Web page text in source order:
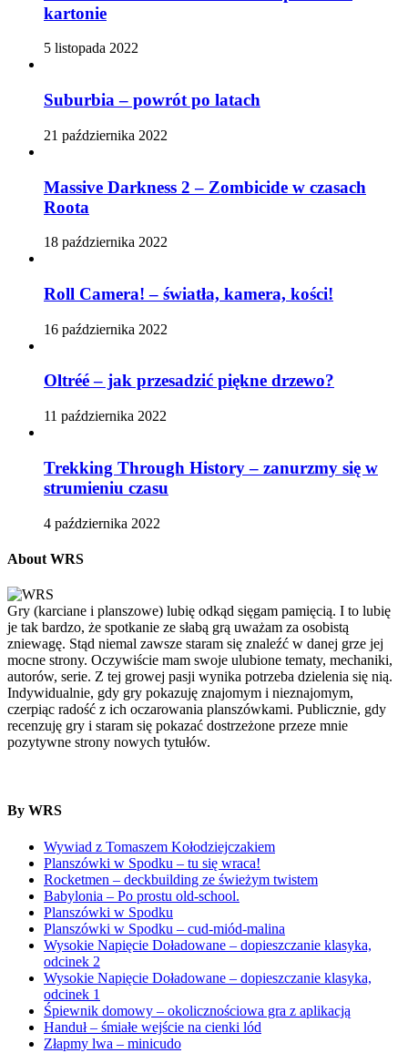
kartonie
5 listopada 2022
Suburbia – powrót po latach
21 października 2022
Massive Darkness 2 – Zombicide w czasach
Roota
18 października 2022
Roll Camera! – światła, kamera, kości!
16 października 2022
Oltréé – jak przesadzić piękne drzewo?
11 października 2022
Trekking Through History – zanurzmy się w
strumieniu czasu
4 października 2022
About WRS
Gry (karciane i planszowe) lubię odkąd sięgam pamięcią. I to lubię
je tak bardzo, że spotkanie ze słabą grą uważam za osobistą
zniewagę. Stąd niemal zawsze staram się znaleźć w danej grze jej
mocne strony. Oczywiście mam swoje ulubione tematy, mechaniki,
autorów, serie. Z tej growej pasji wynika potrzeba dzielenia się nią.
Indywidualnie, gdy gry pokazuję znajomym i nieznajomym,
czerpiąc radość z ich oczarowania planszówkami. Publicznie, gdy
recenzuję gry i staram się pokazać dostrzeżone przeze mnie
pozytywne strony nowych tytułów.
By WRS
Wywiad z Tomaszem Kołodziejczakiem
Planszówki w Spodku – tu się wraca!
Rocketmen – deckbuilding ze świeżym twistem
Babylonia – Po prostu old-school.
Planszówki w Spodku
Planszówki w Spodku – cud-miód-malina
Wysokie Napięcie Doładowane – dopieszczanie klasyka,
odcinek 2
Wysokie Napięcie Doładowane – dopieszczanie klasyka,
odcinek 1
Śpiewnik domowy – okolicznościowa gra z aplikacją
Handuł – śmiałe wejście na cienki lód
Złapmy lwa – minicudo